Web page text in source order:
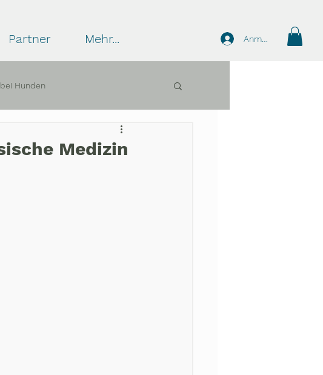
Partner Mehr... Anmelden
Hunden
Medizin